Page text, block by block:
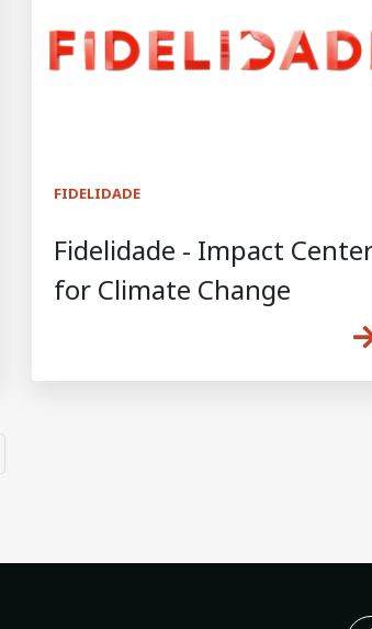
FIDELIDADE
Fidelidade - Impact
for Climate Change